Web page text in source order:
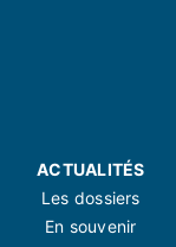
ACTUALITÉS
Les dossiers
En souvenir